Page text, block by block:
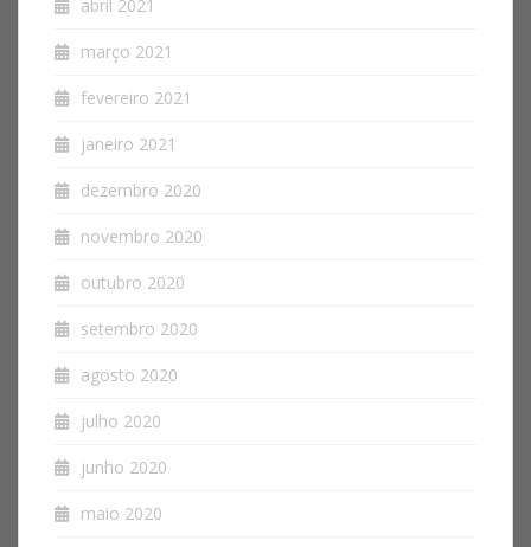
abril 2021
março 2021
fevereiro 2021
janeiro 2021
dezembro 2020
novembro 2020
outubro 2020
setembro 2020
agosto 2020
julho 2020
junho 2020
maio 2020